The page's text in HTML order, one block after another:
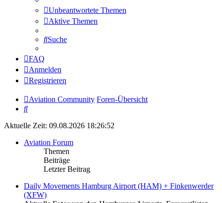
Unbeantwortete Themen
Aktive Themen
Suche
FAQ
Anmelden
Registrieren
Aviation Community Foren-Übersicht
Suche
Aktuelle Zeit: 09.08.2026 18:26:52
Aviation Forum
Themen
Beiträge
Letzter Beitrag
Daily Movements Hamburg Airport (HAM) + Finkenwerder
(XFW)